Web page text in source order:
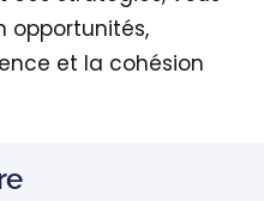
opportunités,
et la cohésion